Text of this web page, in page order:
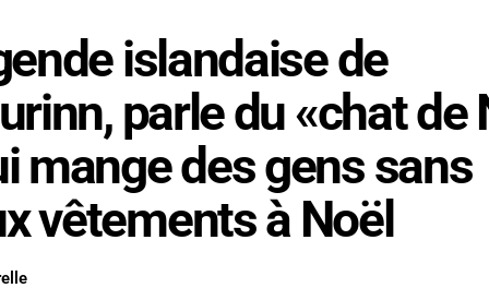
islandaise de
parle du «chat de
mange des gens sans
vêtements à Noël